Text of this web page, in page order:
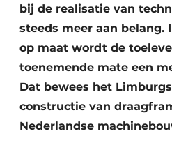
bij de realisatie van
steeds meer aan belang.
op maat wordt de
toenemende mate een
Dat bewees het
constructie van
Nederlandse